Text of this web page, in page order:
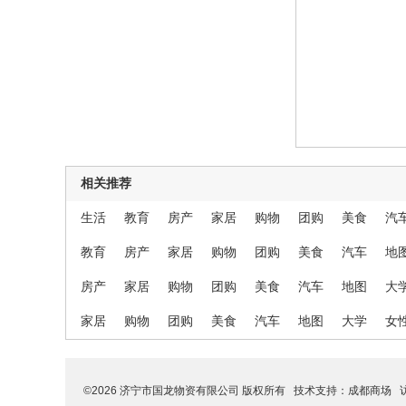
相关推荐
生活 教育 房产 家居 购物 团购 美食 汽
教育 房产 家居 购物 团购 美食 汽车 地
房产 家居 购物 团购 美食 汽车 地图 大
家居 购物 团购 美食 汽车 地图 大学 女
©2026 济宁市国龙物资有限公司 版权所有 技术支持： 成都商场